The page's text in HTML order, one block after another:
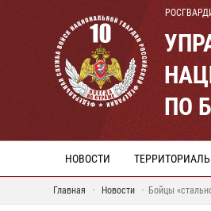
ПО
НОВОСТИ
Главная Новости Бойцы